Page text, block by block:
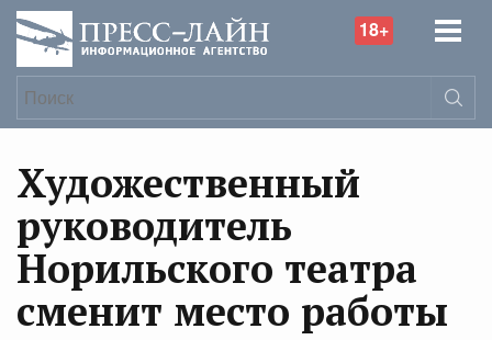
18+
Художественный
руководитель
Норильского театра
сменит место работы